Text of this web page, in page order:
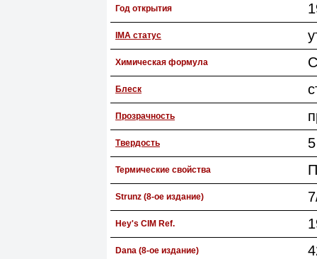
Год открытия
IMA статус
Химическая формула
Блеск
Прозрачность
Твердость 5
Термические свойства
Strunz (8-ое издание)
Hey's CIM Ref.
Dana (8-ое издание)